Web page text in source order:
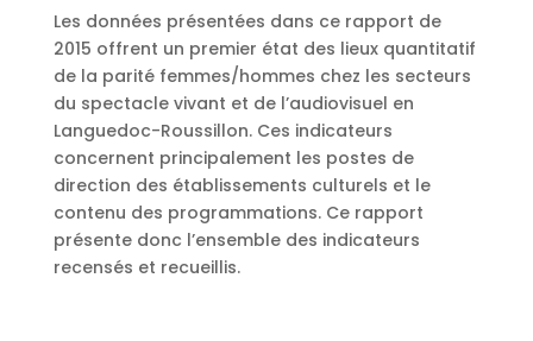
Les données présentées dans ce rapport de
2015 offrent un premier état des lieux quantitatif
de la parité femmes/hommes chez les secteurs
du spectacle vivant et de l’audiovisuel en
Languedoc-Roussillon. Ces indicateurs
concernent principalement les postes de
direction des établissements culturels et le
contenu des programmations. Ce rapport
présente donc l’ensemble des indicateurs
recensés et recueillis.